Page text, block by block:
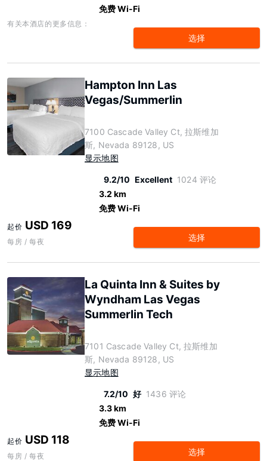
免费 Wi-Fi
有关本酒店的更多信息：
选择
Hampton Inn Las
Vegas/Summerlin
7100 Cascade Valley Ct, 拉斯维加
斯, Nevada 89128, US
显示地图
9.2/10 Excellent 1024 评论
3.2 km
免费 Wi-Fi
起价 USD 169
每房 / 每夜 选择
La Quinta Inn & Suites by
Wyndham Las Vegas
Summerlin Tech
7101 Cascade Valley Ct, 拉斯维加
斯, Nevada 89128, US
显示地图
7.2/10 好 1436 评论
3.3 km
免费 Wi-Fi
起价 USD 118
每房 / 每夜 选择